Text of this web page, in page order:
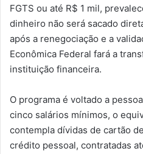
FGTS ou até R$ 1 mil,
dinheiro não será sacado
após a renegociação e a
Econômica Federal fará a
instituição financeira.
O programa é voltado a
cinco salários mínimos, o
contempla dívidas de cartão
crédito pessoal, contratadas